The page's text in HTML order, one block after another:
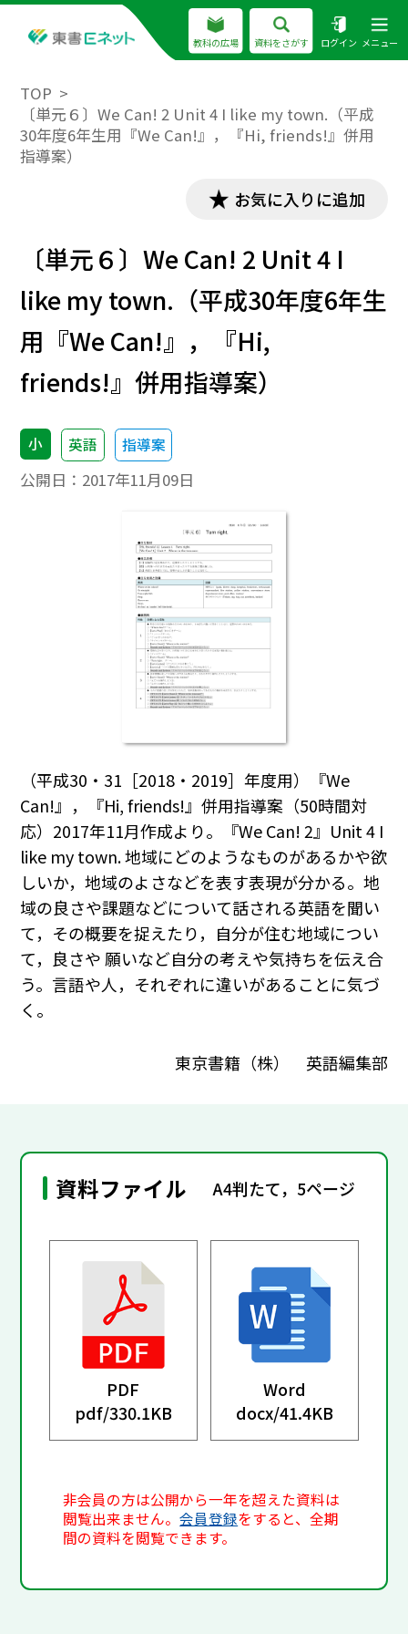
教科の広場 資料をさがす ログイン メニュー
TOP
〔単元６〕We Can! 2 Unit 4 I like my town.（平成
30年度6年生用『We Can!』，『Hi, friends!』併用
指導案）
お気に入りに追加
〔単元６〕We Can! 2 Unit 4 I
like my town.（平成30年度6年生
用『We Can!』，『Hi,
friends!』併用指導案）
小 英語 指導案
公開日： 2017年11月09日
（平成30・31［2018・2019］年度用）『We
Can!』，『Hi, friends!』併用指導案（50時間対
応）2017年11月作成より。『We Can! 2』Unit 4 I
like my town. 地域にどのようなものがあるかや欲
しいか，地域のよさなどを表す表現が分かる。地
域の良さや課題などについて話される英語を聞い
て，その概要を捉えたり，自分が住む地域につい
て，良さや 願いなど自分の考えや気持ちを伝え合
う。言語や人，それぞれに違いがあることに気づ
く。
東京書籍（株） 英語編集部
資料ファイル A4判たて，5ページ
PDF
pdf/330.1KB
Word
docx/41.4KB
非会員の方は公開から一年を超えた資料は
閲覧出来ません。会員登録をすると、全期
間の資料を閲覧できます。